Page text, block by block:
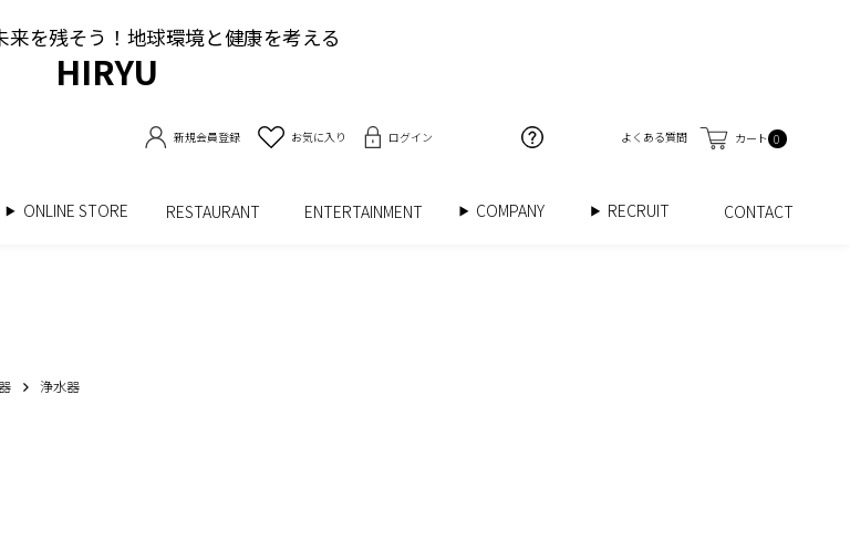
来を残そう！地球環境と健康を考える
HIRYU
新規会員登録 お気に入り ログイン よくある質問 カート 0
ONLINE STORE RESTAURANT ENTERTAINMENT COMPANY RECRUIT CONTACT
浄水器